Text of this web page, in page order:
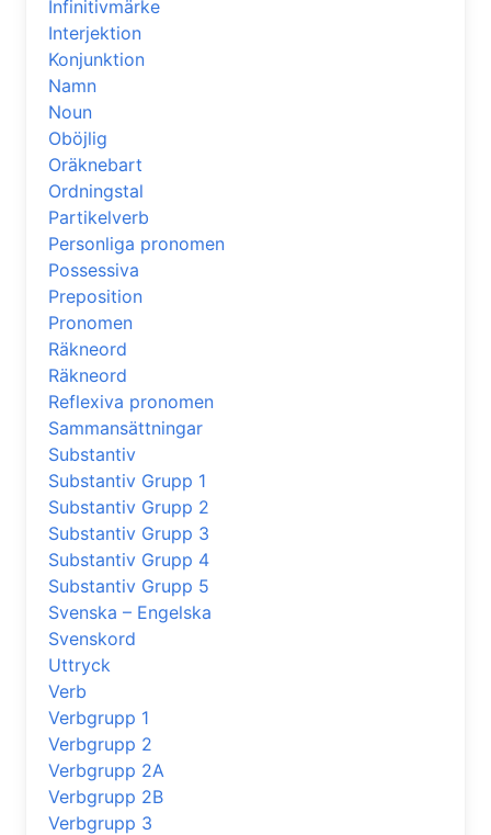
Infinitivmärke
Interjektion
Konjunktion
Namn
Noun
Oböjlig
Oräknebart
Ordningstal
Partikelverb
Personliga pronomen
Possessiva
Preposition
Pronomen
Räkneord
Räkneord
Reflexiva pronomen
Sammansättningar
Substantiv
Substantiv Grupp 1
Substantiv Grupp 2
Substantiv Grupp 3
Substantiv Grupp 4
Substantiv Grupp 5
Svenska – Engelska
Svenskord
Uttryck
Verb
Verbgrupp 1
Verbgrupp 2
Verbgrupp 2A
Verbgrupp 2B
Verbgrupp 3